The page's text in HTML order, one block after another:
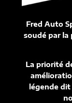
Fred Auto
soudé par la
La priorité
légende